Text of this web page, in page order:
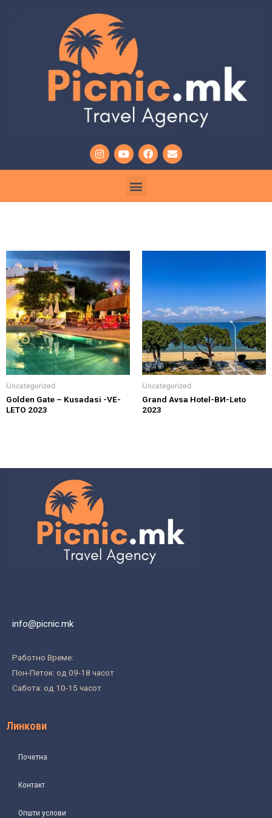
Uncategorized
Golden Gate – Kusadasi -VE-
LETO 2023
Uncategorized
Grand Avsa Hotel-ВИ-Leto
2023
info@picnic.mk
Работно Време:
Пон-Петок: од 09-18 часот
Сабота: од 10-15 часот
Линкови
Почетна
Контакт
Општи услови